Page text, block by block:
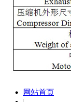
网站首页